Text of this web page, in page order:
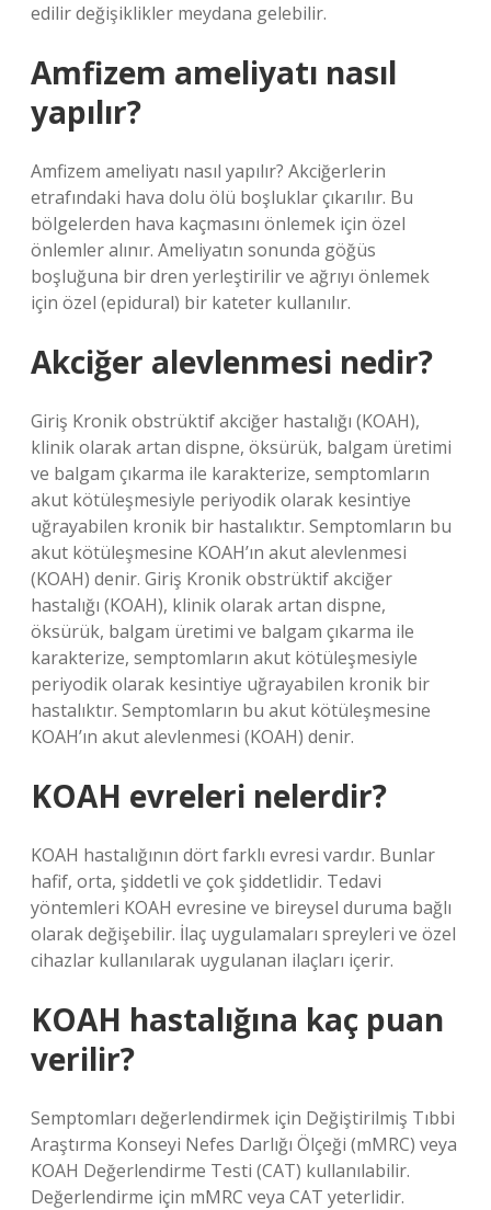
edilir değişiklikler meydana gelebilir.
Amfizem ameliyatı nasıl
yapılır?
Amfizem ameliyatı nasıl yapılır? Akciğerlerin
etrafındaki hava dolu ölü boşluklar çıkarılır. Bu
bölgelerden hava kaçmasını önlemek için özel
önlemler alınır. Ameliyatın sonunda göğüs
boşluğuna bir dren yerleştirilir ve ağrıyı önlemek
için özel (epidural) bir kateter kullanılır.
Akciğer alevlenmesi nedir?
Giriş Kronik obstrüktif akciğer hastalığı (KOAH),
klinik olarak artan dispne, öksürük, balgam üretimi
ve balgam çıkarma ile karakterize, semptomların
akut kötüleşmesiyle periyodik olarak kesintiye
uğrayabilen kronik bir hastalıktır. Semptomların bu
akut kötüleşmesine KOAH’ın akut alevlenmesi
(KOAH) denir. Giriş Kronik obstrüktif akciğer
hastalığı (KOAH), klinik olarak artan dispne,
öksürük, balgam üretimi ve balgam çıkarma ile
karakterize, semptomların akut kötüleşmesiyle
periyodik olarak kesintiye uğrayabilen kronik bir
hastalıktır. Semptomların bu akut kötüleşmesine
KOAH’ın akut alevlenmesi (KOAH) denir.
KOAH evreleri nelerdir?
KOAH hastalığının dört farklı evresi vardır. Bunlar
hafif, orta, şiddetli ve çok şiddetlidir. Tedavi
yöntemleri KOAH evresine ve bireysel duruma bağlı
olarak değişebilir. İlaç uygulamaları spreyleri ve özel
cihazlar kullanılarak uygulanan ilaçları içerir.
KOAH hastalığına kaç puan
verilir?
Semptomları değerlendirmek için Değiştirilmiş Tıbbi
Araştırma Konseyi Nefes Darlığı Ölçeği (mMRC) veya
KOAH Değerlendirme Testi (CAT) kullanılabilir.
Değerlendirme için mMRC veya CAT yeterlidir.